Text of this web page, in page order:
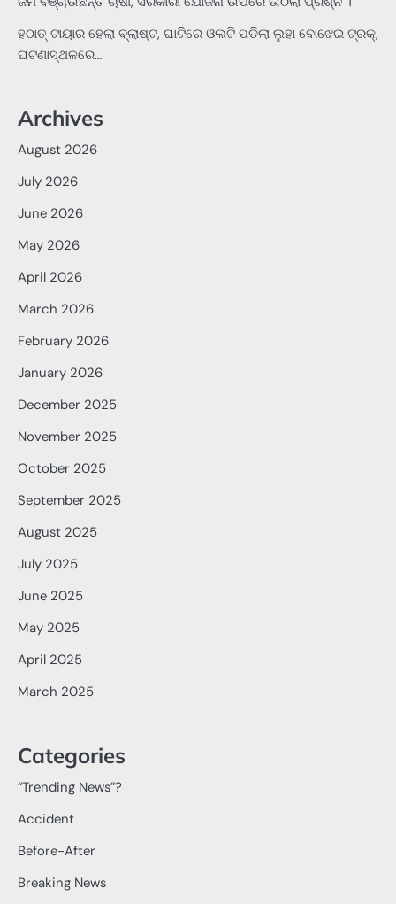
ହଠାତ୍‌ ଟାୟାର ହେଲା ବ୍ଲାଷ୍ଟ, ଘାଟିରେ ଓଲଟି ପଡିଲା ଲୁହା ବୋଝେଇ ଟ୍ରକ୍‌,
ଘଟଣାସ୍ଥଳରେ…
Archives
August 2026
July 2026
June 2026
May 2026
April 2026
March 2026
February 2026
January 2026
December 2025
November 2025
October 2025
September 2025
August 2025
July 2025
June 2025
May 2025
April 2025
March 2025
Categories
“Trending News”?
Accident
Before-After
Breaking News